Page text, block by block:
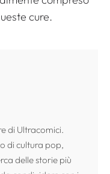
cure.
di Ultracomici.
di cultura pop,
delle storie più